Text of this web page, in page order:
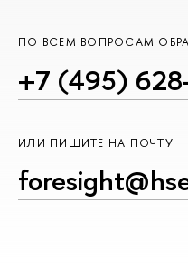
ПО ВСЕМ ВОПРОСАМ
+7 (495)
ИЛИ ПИШИТЕ НА ПОЧТУ